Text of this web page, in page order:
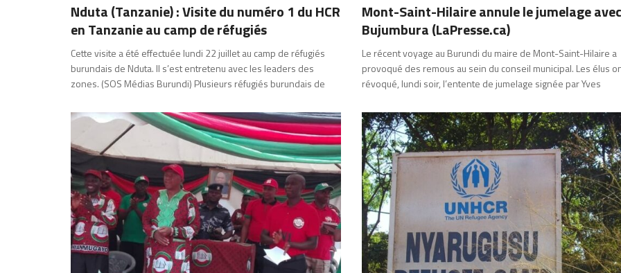
Nduta (Tanzanie) : Visite du numéro 1 du HCR
en Tanzanie au camp de réfugiés
Cette visite a été effectuée lundi 22 juillet au camp de réfugiés
burundais de Nduta. Il s’est entretenu avec les leaders des
zones. (SOS Médias Burundi) Plusieurs réfugiés burundais de
Mont-Saint-Hilaire annule le jumelage
Bujumbura (LaPresse.ca)
Le récent voyage au Burundi du maire de Mont-Saint-Hilaire a
provoqué des remous au sein du conseil municipal. Les élus
révoqué, lundi soir, l’entente de jumelage signée par Yves